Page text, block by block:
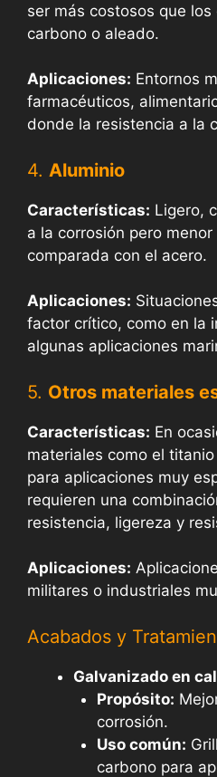
ser más costosos que
carbono o aleado.
Aplicaciones: Entornos
farmacéuticos,
donde la resistencia a la
4. Aluminio
Características: Ligero,
a la corrosión pero
comparada con el acero.
Aplicaciones:
factor crítico, como en la
algunas aplicaciones
5. Otros materiales
Características: En
materiales como el
para aplicaciones muy
requieren una
resistencia, ligereza y
Aplicaciones:
militares o industriales
Acabados y
Galvanizado en
Propósito:
corrosión.
Uso común:
carbono para